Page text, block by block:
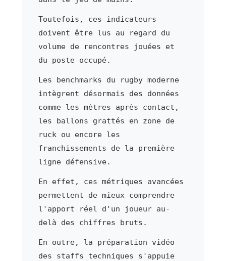
Toutefois, ces indicateurs
doivent être lus au regard du
volume de rencontres jouées et
du poste occupé.
Les benchmarks du rugby moderne
intègrent désormais des données
comme les mètres après contact,
les ballons grattés en zone de
ruck ou encore les
franchissements de la première
ligne défensive.
En effet, ces métriques avancées
permettent de mieux comprendre
l'apport réel d'un joueur au-
delà des chiffres bruts.
En outre, la préparation vidéo
des staffs techniques s'appuie